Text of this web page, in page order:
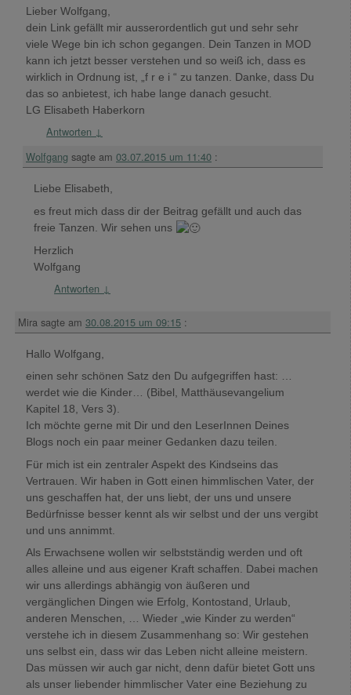
Lieber Wolfgang,
dein Link gefällt mir ausserordentlich gut und sehr sehr
viele Wege bin ich schon gegangen. Dein Tanzen in MOD
kann ich jetzt besser verstehen und so weiß ich, dass es
wirklich in Ordnung ist, „f r e i “ zu tanzen. Danke, dass Du
das so anbietest, ich habe lange danach gesucht.
LG Elisabeth Haberkorn
Antworten ↓
Wolfgang sagte am 03.07.2015 um 11:40 :
Liebe Elisabeth,
es freut mich dass dir der Beitrag gefällt und auch das
freie Tanzen. Wir sehen uns
Herzlich
Wolfgang
Antworten ↓
Mira sagte am 30.08.2015 um 09:15 :
Hallo Wolfgang,
einen sehr schönen Satz den Du aufgegriffen hast: …
werdet wie die Kinder… (Bibel, Matthäusevangelium
Kapitel 18, Vers 3).
Ich möchte gerne mit Dir und den LeserInnen Deines
Blogs noch ein paar meiner Gedanken dazu teilen.
Für mich ist ein zentraler Aspekt des Kindseins das
Vertrauen. Wir haben in Gott einen himmlischen Vater, der
uns geschaffen hat, der uns liebt, der uns und unsere
Bedürfnisse besser kennt als wir selbst und der uns vergibt
und uns annimmt.
Als Erwachsene wollen wir selbstständig werden und oft
alles alleine und aus eigener Kraft schaffen. Dabei machen
wir uns allerdings abhängig von äußeren und
vergänglichen Dingen wie Erfolg, Kontostand, Urlaub,
anderen Menschen, … Wieder „wie Kinder zu werden“
verstehe ich in diesem Zusammenhang so: Wir gestehen
uns selbst ein, dass wir das Leben nicht alleine meistern.
Das müssen wir auch gar nicht, denn dafür bietet Gott uns
als unser liebender himmlischer Vater eine Beziehung zu